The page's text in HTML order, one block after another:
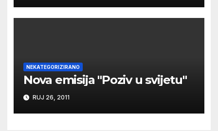
NEKATEGORIZIRANO
Nova emisija "Poziv u svijetu"
RUJ 26, 2011